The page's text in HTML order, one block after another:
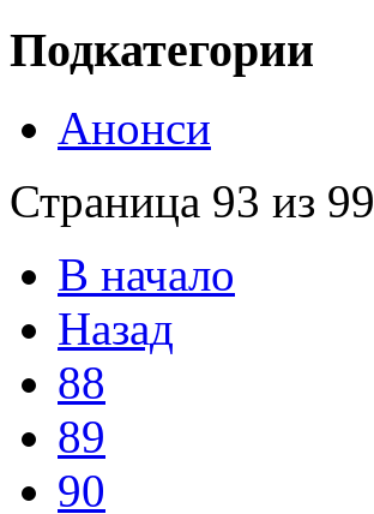
Подкатегории
Анонси
Страница 93 из 99
В начало
Назад
88
89
90